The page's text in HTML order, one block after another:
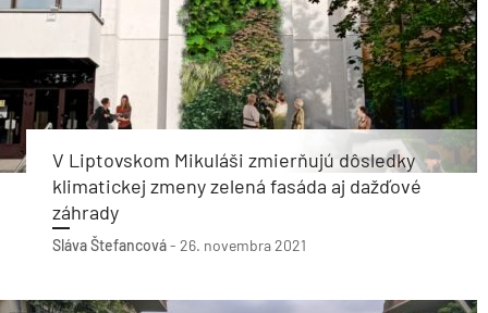
V Liptovskom Mikuláši zmierňujú dôsledky
klimatickej zmeny zelená fasáda aj dažďové
záhrady
Sláva Štefancová- 26. novembra 2021